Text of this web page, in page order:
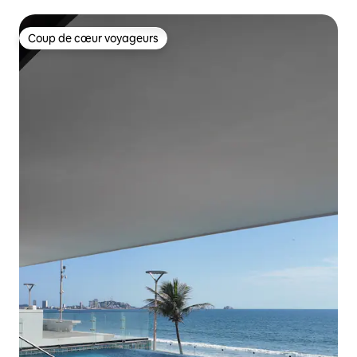
Coup de cœur voyageurs
Coup de cœur voyageurs